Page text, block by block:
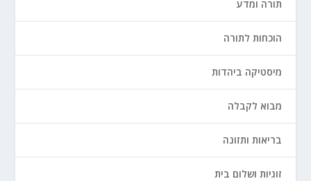
תורה ומדע
הוכחות לתורה
מיסטיקה ביהדות
מבוא לקבלה
בריאות ותזונה
זוגיות ושלום בית